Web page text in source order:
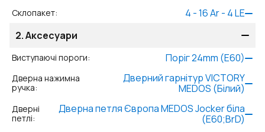
Склопакет:
4 - 16 Ar - 4 LE
2.Аксесуари
Виступаючі пороги: Поріг 24mm (E60)
Дверна нажимна
ручка:
Дверний гарнітур VICTORY
MEDOS (Білий)
Дверні
петлі:
Дверна петля Європа MEDOS Jocker біла
(E60;BrD)